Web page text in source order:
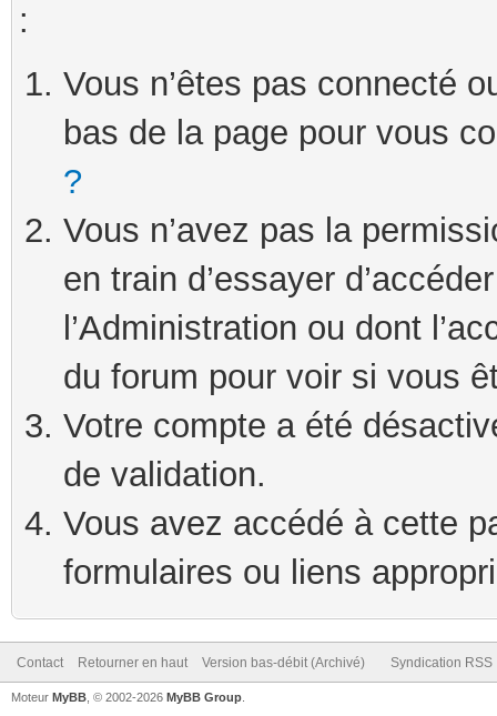
:
Vous n’êtes pas connecté
bas de la page pour vous
?
Vous n’avez pas la
en train d’essayer
l’Administration ou dont
du forum pour voir si vous
Votre compte a été
de validation.
Vous avez accédé à cette
formulaires ou liens
Contact Retourner en haut Version bas-débit (Archivé) Syndication RSS
Moteur MyBB , © 2002-2026 MyBB Group